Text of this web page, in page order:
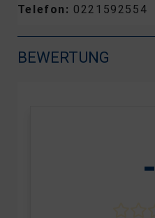
Telefon: 0221592554
BEWERTUNG
-